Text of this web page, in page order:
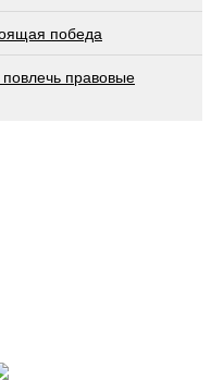
победа
правовые